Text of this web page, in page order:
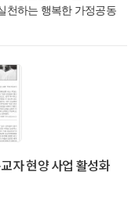
천하는 행복한 가정공동
자 현양 사업 활성화